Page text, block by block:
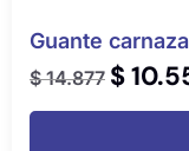
Guante
$14.877 $